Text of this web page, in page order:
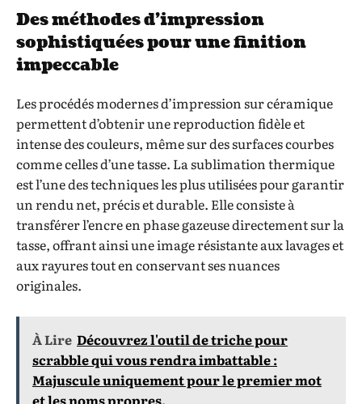
Des méthodes d’impression
sophistiquées pour une finition
impeccable
Les procédés modernes d’impression sur céramique
permettent d’obtenir une reproduction fidèle et
intense des couleurs, même sur des surfaces courbes
comme celles d’une tasse. La sublimation thermique
est l’une des techniques les plus utilisées pour garantir
un rendu net, précis et durable. Elle consiste à
transférer l’encre en phase gazeuse directement sur la
tasse, offrant ainsi une image résistante aux lavages et
aux rayures tout en conservant ses nuances
originales.
À Lire Découvrez l'outil de triche pour
scrabble qui vous rendra imbattable :
Majuscule uniquement pour le premier mot
et les noms propres.